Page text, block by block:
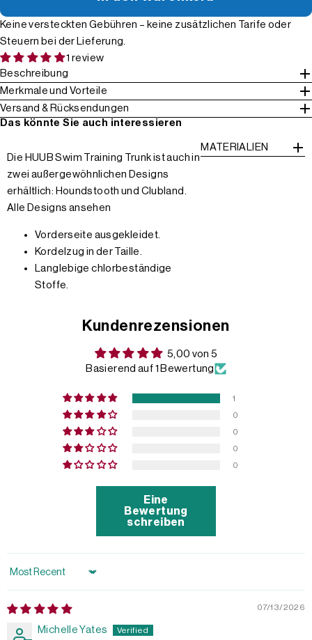
Keine versteckten Gebühren – keine zusätzlichen Tarife oder
Steuern bei der Lieferung.
1 review
Beschreibung
Merkmale und Vorteile
Versand & Rücksendungen
Das könnte Sie auch interessieren
Die HUUB Swim Training Trunk ist auch in
zwei außergewöhnlichen Designs
erhältlich: Houndstooth und Clubland.
Alle Designs ansehen
Vorderseite ausgekleidet.
Kordelzug in der Taille.
Langlebige chlorbeständige
Stoffe.
MATERIALIEN
Kundenrezensionen
5,00 von 5
Basierend auf 1 Bewertung
1
0
0
0
0
Eine
Bewertung
schreiben
Sort by
07/13/2026
Michelle Yates